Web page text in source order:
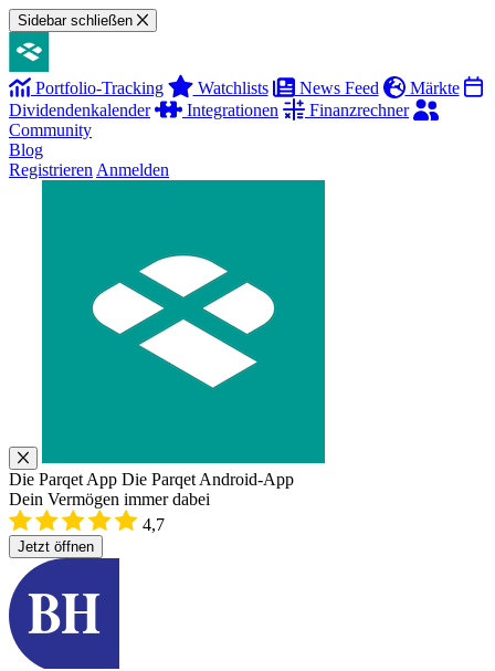
Sidebar schließen
Portfolio-Tracking Watchlists News Feed
Märkte
Dividendenkalender
Integrationen
Finanzrechner
Community
Blog
Registrieren Anmelden
Die Parqet App Die Parqet Android-App
Dein Vermögen immer dabei
4,7
Jetzt öffnen